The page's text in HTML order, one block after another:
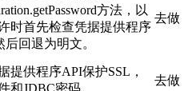
方法，以
时首先检查凭据提供程序
后回退为明文。
去做
提供程序API保护SSL，
和JDBC密码。
去做